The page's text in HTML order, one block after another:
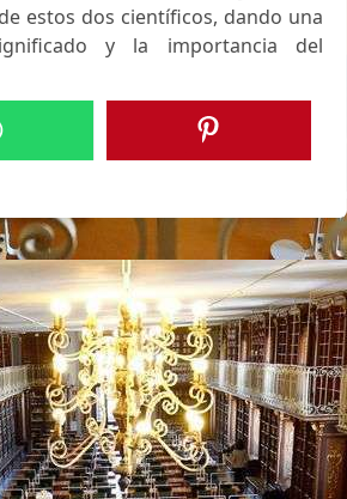
estos dos científicos, dando una
y la importancia del